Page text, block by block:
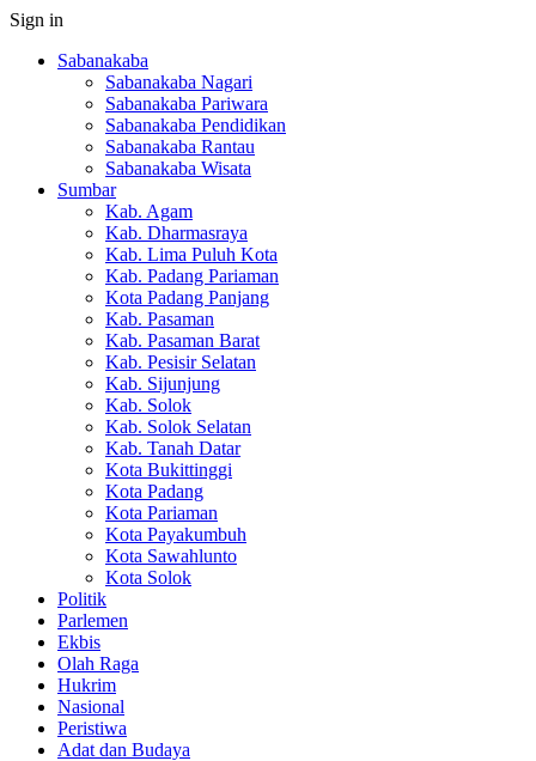
Sign in
Sabanakaba
Sabanakaba Nagari
Sabanakaba Pariwara
Sabanakaba Pendidikan
Sabanakaba Rantau
Sabanakaba Wisata
Sumbar
Kab. Agam
Kab. Dharmasraya
Kab. Lima Puluh Kota
Kab. Padang Pariaman
Kota Padang Panjang
Kab. Pasaman
Kab. Pasaman Barat
Kab. Pesisir Selatan
Kab. Sijunjung
Kab. Solok
Kab. Solok Selatan
Kab. Tanah Datar
Kota Bukittinggi
Kota Padang
Kota Pariaman
Kota Payakumbuh
Kota Sawahlunto
Kota Solok
Politik
Parlemen
Ekbis
Olah Raga
Hukrim
Nasional
Peristiwa
Adat dan Budaya